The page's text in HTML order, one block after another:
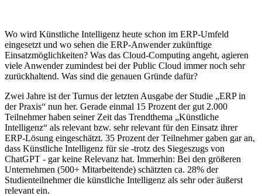
Wo wird Künstliche Intelligenz heute schon im ERP-Umfeld
eingesetzt und wo sehen die ERP-Anwender zukünftige
Einsatzmöglichkeiten? Was das Cloud-Computing angeht, agieren
viele Anwender zumindest bei der Public Cloud immer noch sehr
zurückhaltend. Was sind die genauen Gründe dafür?
Zwei Jahre ist der Turnus der letzten Ausgabe der Studie „ERP in
der Praxis“ nun her. Gerade einmal 15 Prozent der gut 2.000
Teilnehmer haben seiner Zeit das Trendthema „Künstliche
Intelligenz“ als relevant bzw. sehr relevant für den Einsatz ihrer
ERP-Lösung eingeschätzt. 35 Prozent der Teilnehmer gaben gar an,
dass Künstliche Intelligenz für sie -trotz des Siegeszugs von
ChatGPT - gar keine Relevanz hat. Immerhin: Bei den größeren
Unternehmen (500+ Mitarbeitende) schätzten ca. 28% der
Studienteilnehmer die künstliche Intelligenz als sehr oder äußerst
relevant ein.